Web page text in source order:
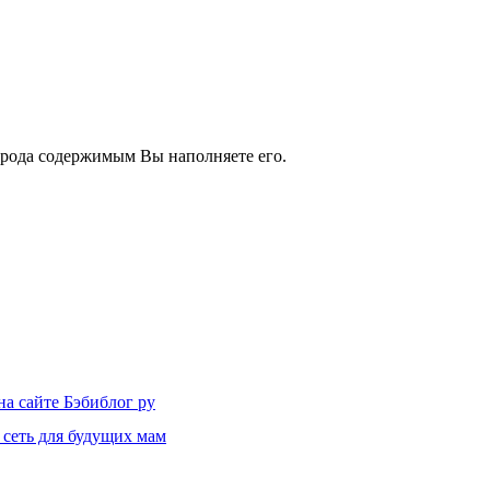
содержимым Вы наполняете его.
сайте Бэбиблог ру
для будущих мам